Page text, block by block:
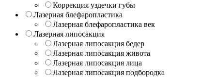
Коррекция уздечки губы
Лазерная блефаропластика
Лазерная блефаропластика век
Лазерная липосакция
Лазерная липосакция бедер
Лазерная липосакция живота
Лазерная липосакция лица
Лазерная липосакция подбородка